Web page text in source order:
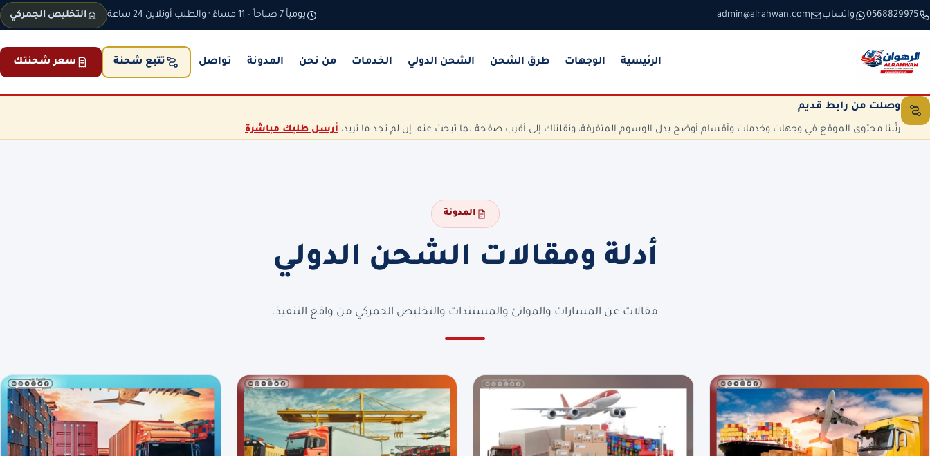
تخطَّ إلى المحتوى
0568829975 واتساب admin@alrahwan.com يومياً 7 صباحاً – 11 مساءً · والطلب أونلاين 24 ساعة التخليص الجمركي
الرئيسية الوجهات طرق الشحن الشحن الدولي الخدمات من نحن المدونة تواصل تتبع شحنة سعر شحنتك
وصلت من رابط قديم
رتّبنا محتوى الموقع في وجهات وخدمات وأقسام أوضح بدل الوسوم المتفرقة، ونقلناك إلى أقرب صفحة لما تبحث عنه. إن لم تجد ما تريد، أرسل طلبك مباشرة.
المدونة
أدلة ومقالات الشحن الدولي
مقالات عن المسارات والموانئ والمستندات والتخليص الجمركي من واقع التنفيذ.